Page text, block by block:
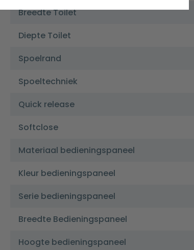
Breedte Toilet
Diepte Toilet
Spoelrand
Spoeltechniek
Quick release
Softclose
Materiaal bedieningspaneel
Kleur bedieningspaneel
Serie bedieningspaneel
Breedte Bedieningspaneel
Hoogte bedieningspaneel